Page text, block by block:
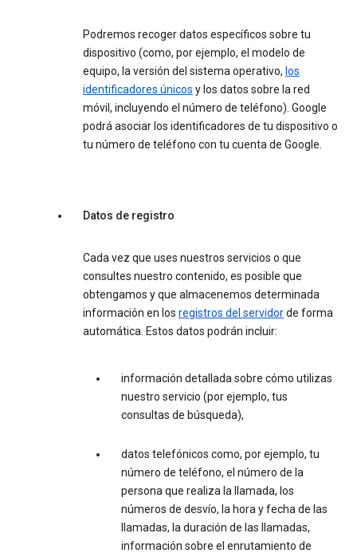
Podremos recoger datos específicos sobre tu
dispositivo (como, por ejemplo, el modelo de
equipo, la versión del sistema operativo, los
identificadores únicos y los datos sobre la red
móvil, incluyendo el número de teléfono). Google
podrá asociar los identificadores de tu dispositivo o
tu número de teléfono con tu cuenta de Google.
Datos de registro
Cada vez que uses nuestros servicios o que
consultes nuestro contenido, es posible que
obtengamos y que almacenemos determinada
información en los registros del servidorde forma
automática. Estos datos podrán incluir:
información detallada sobre cómo utilizas
nuestro servicio (por ejemplo, tus
consultas de búsqueda),
datos telefónicos como, por ejemplo, tu
número de teléfono, el número de la
persona que realiza la llamada, los
números de desvío, la hora y fecha de las
llamadas, la duración de las llamadas,
información sobre el enrutamiento de